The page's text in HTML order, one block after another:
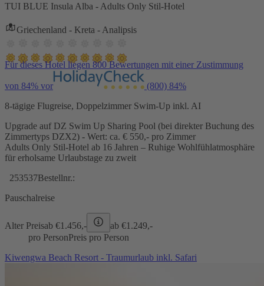
TUI BLUE Insula Alba - Adults Only Stil-Hotel
Griechenland - Kreta - Analipsis
Für dieses Hotel liegen 800 Bewertungen mit einer Zustimmung
von 84% vor (800) 84%
8-tägige Flugreise, Doppelzimmer Swim-Up inkl. AI
Upgrade auf DZ Swim Up Sharing Pool (bei direkter Buchung des
Zimmertyps DZX2) - Wert: ca. € 550,- pro Zimmer
Adults Only Stil-Hotel ab 16 Jahren – Ruhige Wohlfühlatmosphäre
für erholsame Urlaubstage zu zweit
253537Bestellnr.:
Pauschalreise
Alter Preisab €1.456,- ab €1.249,-
pro PersonPreis pro Person
Kiwengwa Beach Resort - Traumurlaub inkl. Safari